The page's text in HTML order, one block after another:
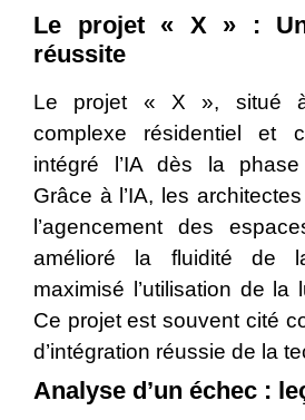
Le projet « X » :
réussite
Le projet « X », situé
complexe résidentiel et
intégré l’IA dès la
Grâce à l’IA, les
l’agencement des
amélioré la fluidité de
maximisé l’utilisation de la
Ce projet est souvent cité
d’intégration réussie de la
Analyse d’un échec :